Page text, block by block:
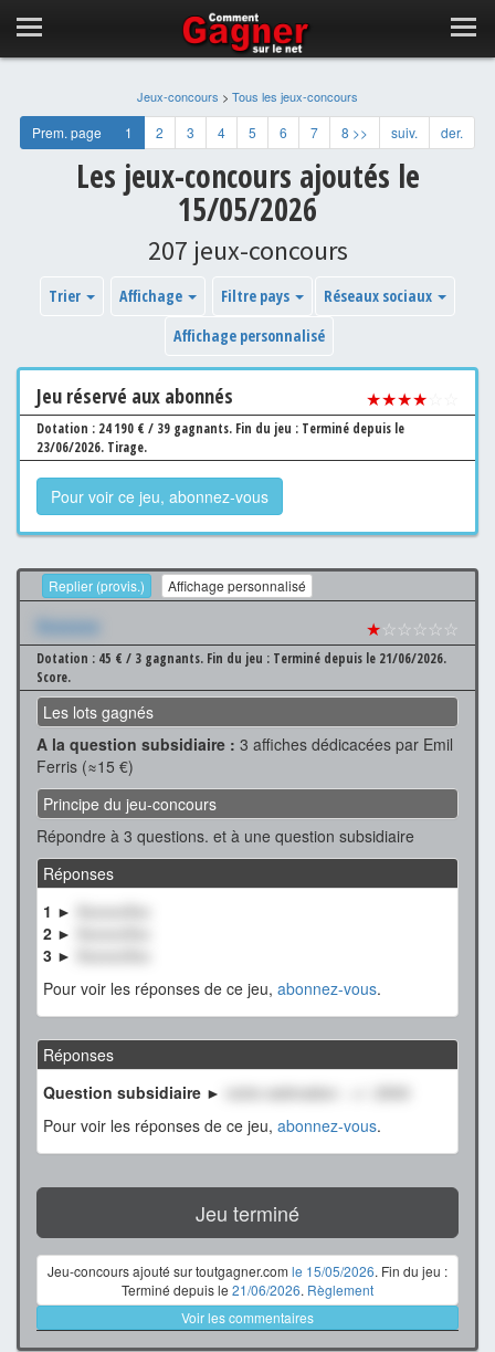
Jeux-concours > Tous les jeux-concours
Prem. page 1 2 3 4 5 6 7 8 >> suiv. der.
Les jeux-concours ajoutés le
15/05/2026
207 jeux-concours
Trier Affichage Filtre pays
Réseaux sociaux
Affichage personnalisé
Jeu réservé aux abonnés ★★★★
Dotation : 24 190 € / 39 gagnants. Fin du jeu : Terminé depuis le
23/06/2026. Tirage.
Pour voir ce jeu, abonnez-vous
Replier (provis.) Affichage personnalisé
Xxxxxxx ★☆☆☆☆☆
Dotation : 45 € / 3 gagnants. Fin du jeu : Terminé depuis le 21/06/2026.
Score.
Les lots gagnés
A la question subsidiaire : 3 affiches dédicacées par Emil
Ferris (≈15 €)
Principe du jeu-concours
Répondre à 3 questions. et à une question subsidiaire
Réponses
1 ►
2 ►
3 ►
Pour voir les réponses de ce jeu, abonnez-vous.
Réponses
Question subsidiaire ►
notre estimation : +/- 2500
Pour voir les réponses de ce jeu, abonnez-vous.
Jeu terminé
Jeu-concours ajouté sur toutgagner.com le 15/05/2026. Fin du jeu :
Terminé depuis le 21/06/2026. Règlement
Voir les commentaires